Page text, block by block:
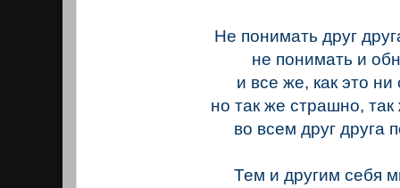
Не понимать друг
не понимать и
и все же, как это ни
но так же страшно,
во всем друг друга
Тем и другим себя